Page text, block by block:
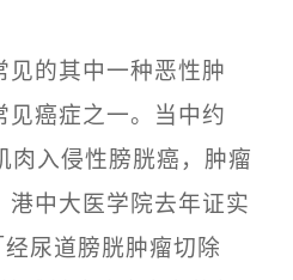
见的其中一种恶性肿
见癌症之一。当中约
肉入侵性膀胱癌，肿瘤
港中大医学院去年证实
尿道膀胱肿瘤切除